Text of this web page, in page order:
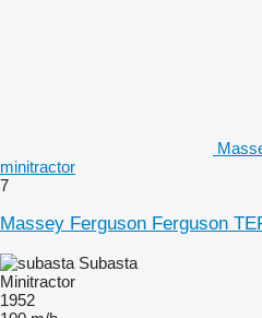
minitractor
7
Massey Ferguson Ferguson
Subasta
Minitractor
1952